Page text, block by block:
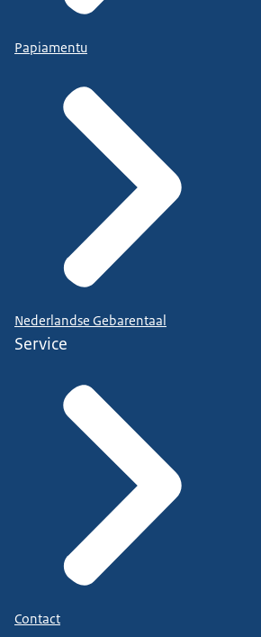
Papiamentu
Nederlandse Gebarentaal
Service
Contact